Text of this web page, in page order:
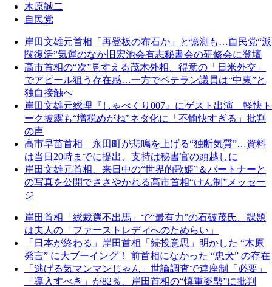
木原誠二
自民党
岸田文雄元首相「再登板の布石か」と憶測も…自民党“派
閥復活”気運のなか旧宏池会有志秘書会の研修会に登壇
高市首相の“次”見すえる茂木外相、得意の「日米外交」
でアピール狙う存在感…一方でベテラン議員は“中東”と
独自接触へ
岸田文雄元総理『しゃべくり007』にゲスト出演 軽快ト
ーク披露も“増税めがね”ネタ化に「不愉快すぎる」批判
の声
高市早苗首相 永田町が悲鳴を上げる“独断気質”…資料
は当日20時までに提出、支持は秘書官の頭越しに
岸田文雄元首相、来日中の“世界的歌姫”＆パートナーと
の写真を公開でささやかれる高市首相“けん制”メッセー
ジ
岸田首相「総裁選不出馬」で“最有力”の石破茂氏、課題
は夫人の「ファーストレディへのためらい」
「日本が終わる」岸田首相「続投意思」明かした “木原
発言” に大ブーイング！ 前首相になかった “忠犬” の存在
「逃げる気マンマンじゃん」世論調査で連座制「必要」
「導入すべき」が82％、岸田首相の“慎重姿勢”に批判